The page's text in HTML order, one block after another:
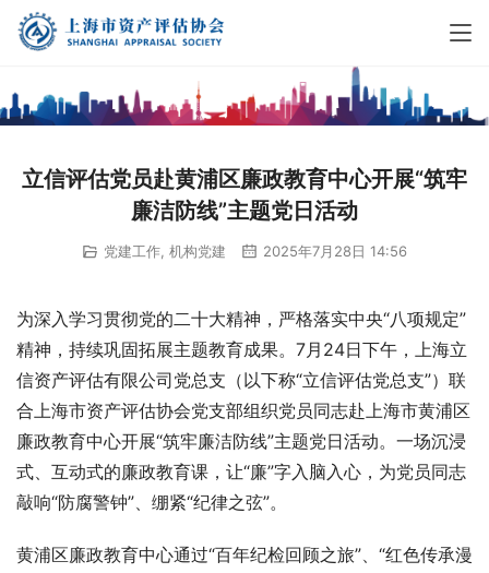
立信评估党员赴黄浦区廉政教育中心开展“筑牢
廉洁防线”主题党日活动
党建工作 机构党建 2025年7月28日 14:56
为深入学习贯彻党的二十大精神，严格落实中央“八项规定”
精神，持续巩固拓展主题教育成果。7月24日下午，上海立
信资产评估有限公司党总支（以下称“立信评估党总支”）联
合上海市资产评估协会党支部组织党员同志赴上海市黄浦区
廉政教育中心开展“筑牢廉洁防线”主题党日活动。一场沉浸
式、互动式的廉政教育课，让“廉”字入脑入心，为党员同志
敲响“防腐警钟”、绷紧“纪律之弦”。
黄浦区廉政教育中心通过“百年纪检回顾之旅”、“红色传承漫